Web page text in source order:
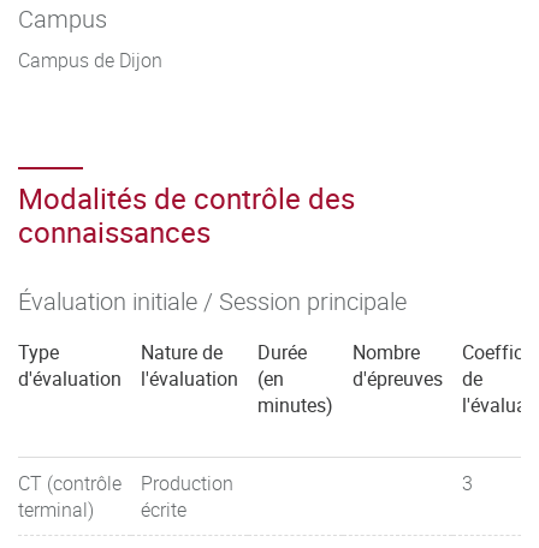
Campus
Campus de Dijon
Modalités de contrôle des
connaissances
Évaluation initiale / Session principale
Type
d'évaluation
Nature de
l'évaluation
Durée
(en
minutes)
Nombre
d'épreuves
de
CT (contrôle
terminal)
Production
écrite
3